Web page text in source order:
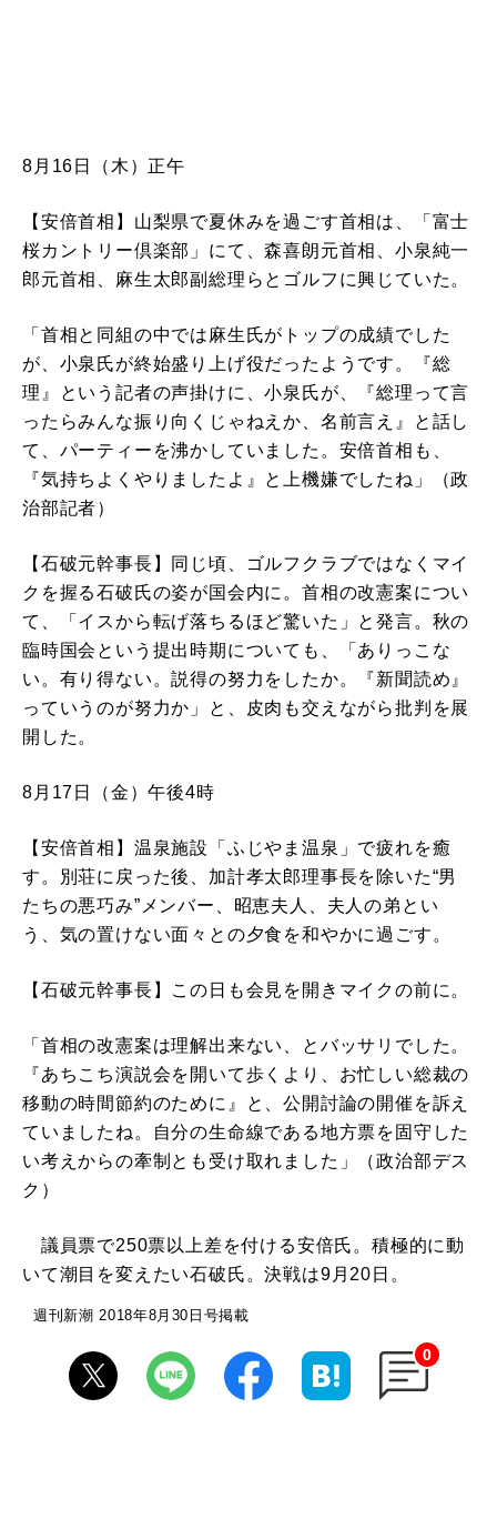
8月16日（木）正午
【安倍首相】山梨県で夏休みを過ごす首相は、「富士
桜カントリー倶楽部」にて、森喜朗元首相、小泉純一
郎元首相、麻生太郎副総理らとゴルフに興じていた。
「首相と同組の中では麻生氏がトップの成績でした
が、小泉氏が終始盛り上げ役だったようです。『総
理』という記者の声掛けに、小泉氏が、『総理って言
ったらみんな振り向くじゃねえか、名前言え』と話し
て、パーティーを沸かしていました。安倍首相も、
『気持ちよくやりましたよ』と上機嫌でしたね」（政
治部記者）
【石破元幹事長】同じ頃、ゴルフクラブではなくマイ
クを握る石破氏の姿が国会内に。首相の改憲案につい
て、「イスから転げ落ちるほど驚いた」と発言。秋の
臨時国会という提出時期についても、「ありっこな
い。有り得ない。説得の努力をしたか。『新聞読め』
っていうのが努力か」と、皮肉も交えながら批判を展
開した。
8月17日（金）午後4時
【安倍首相】温泉施設「ふじやま温泉」で疲れを癒
す。別荘に戻った後、加計孝太郎理事長を除いた“男
たちの悪巧み”メンバー、昭恵夫人、夫人の弟とい
う、気の置けない面々との夕食を和やかに過ごす。
【石破元幹事長】この日も会見を開きマイクの前に。
「首相の改憲案は理解出来ない、とバッサリでした。
『あちこち演説会を開いて歩くより、お忙しい総裁の
移動の時間節約のために』と、公開討論の開催を訴え
ていましたね。自分の生命線である地方票を固守した
い考えからの牽制とも受け取れました」（政治部デス
ク）
議員票で250票以上差を付ける安倍氏。積極的に動
いて潮目を変えたい石破氏。決戦は9月20日。
週刊新潮 2018年8月30日号掲載
0